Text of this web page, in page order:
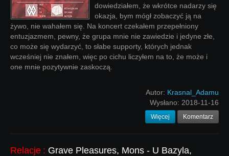
dowiedziałem, że wkrótce nadarzy się
okazja, bym mógł zobaczyć ją na
żywo, nie wahałem się. Na koncert czekałem przepełniony
entuzjazmem, pewny, że grupa mnie nie zawiedzie i jedyne złe,
co może się wydarzyć, to słabe supporty, których jednak
wcześniej nie znałem, więc po cichu liczyłem na to, że może i
one mnie pozytywnie zaskoczą.
Autor: Krasnal_Adamu
Wysłano: 2018-11-16
Więcej Komentarz
Relacje : Grave Pleasures, Mons - U Bazyla,